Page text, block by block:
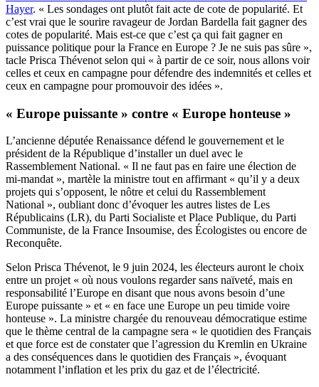
Hayer. « Les sondages ont plutôt fait acte de cote de popularité. Et
c’est vrai que le sourire ravageur de Jordan Bardella fait gagner des
cotes de popularité. Mais est-ce que c’est ça qui fait gagner en
puissance politique pour la France en Europe ? Je ne suis pas sûre »,
tacle Prisca Thévenot selon qui « à partir de ce soir, nous allons voir
celles et ceux en campagne pour défendre des indemnités et celles et
ceux en campagne pour promouvoir des idées ».
« Europe puissante » contre « Europe honteuse »
L’ancienne députée Renaissance défend le gouvernement et le
président de la République d’installer un duel avec le
Rassemblement National. « Il ne faut pas en faire une élection de
mi-mandat », martèle la ministre tout en affirmant « qu’il y a deux
projets qui s’opposent, le nôtre et celui du Rassemblement
National », oubliant donc d’évoquer les autres listes de Les
Républicains (LR), du Parti Socialiste et Place Publique, du Parti
Communiste, de la France Insoumise, des Écologistes ou encore de
Reconquête.
Selon Prisca Thévenot, le 9 juin 2024, les électeurs auront le choix
entre un projet « où nous voulons regarder sans naïveté, mais en
responsabilité l’Europe en disant que nous avons besoin d’une
Europe puissante » et « en face une Europe un peu timide voire
honteuse ». La ministre chargée du renouveau démocratique estime
que le thème central de la campagne sera « le quotidien des Français
et que force est de constater que l’agression du Kremlin en Ukraine
a des conséquences dans le quotidien des Français », évoquant
notamment l’inflation et les prix du gaz et de l’électricité.